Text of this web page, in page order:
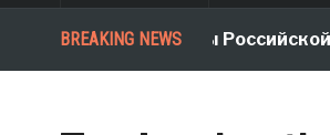
BREAKING NEWS
Неологизмы Российской